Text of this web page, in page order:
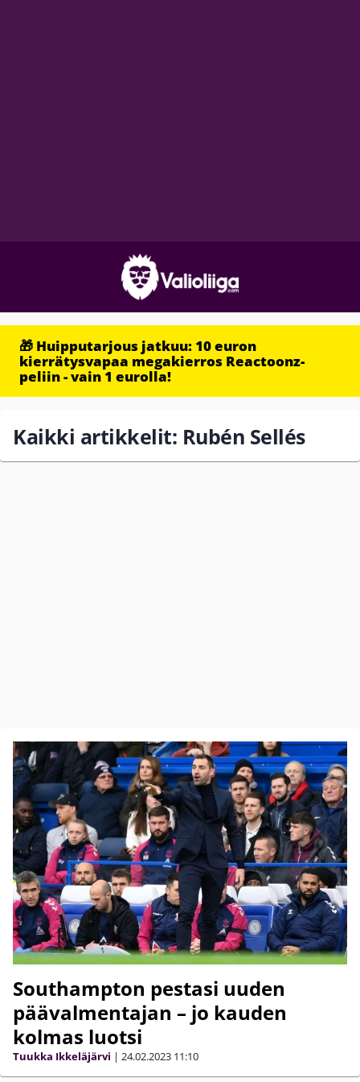
🎁 Huipputarjous jatkuu: 10 euron
kierrätysvapaa megakierros Reactoonz-
peliin - vain 1 eurolla!
Kaikki artikkelit: Rubén Sellés
Southampton pestasi uuden
päävalmentajan – jo kauden
kolmas luotsi
Tuukka Ikkeläjärvi | 24.02.2023 11:10